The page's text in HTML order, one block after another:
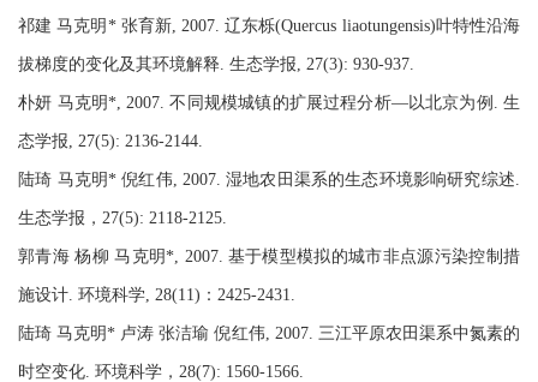
祁建 马克明* 张育新, 2007. 辽东栎(Quercus liaotungensis)叶特性沿海
拔梯度的变化及其环境解释. 生态学报, 27(3): 930-937.
朴妍 马克明*, 2007. 不同规模城镇的扩展过程分析—以北京为例. 生
态学报, 27(5): 2136-2144.
陆琦 马克明* 倪红伟, 2007. 湿地农田渠系的生态环境影响研究综述.
生态学报，27(5): 2118-2125.
郭青海 杨柳 马克明*, 2007. 基于模型模拟的城市非点源污染控制措
施设计. 环境科学, 28(11)：2425-2431.
陆琦 马克明* 卢涛 张洁瑜 倪红伟, 2007. 三江平原农田渠系中氮素的
时空变化. 环境科学，28(7): 1560-1566.